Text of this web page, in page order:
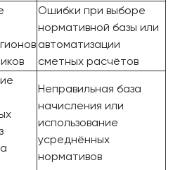
Ошибки при выборе
нормативной базы или
автоматизации
сметных расчётов
Неправильная база
начисления или
использование
усреднённых
нормативов